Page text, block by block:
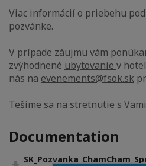
Viac informácií o priebehu
pozvánke.
V prípade záujmu vám
zvýhodnené ubytovanie v
nás na evenements@fsok.sk
Tešíme sa na stretnutie s
Documentation